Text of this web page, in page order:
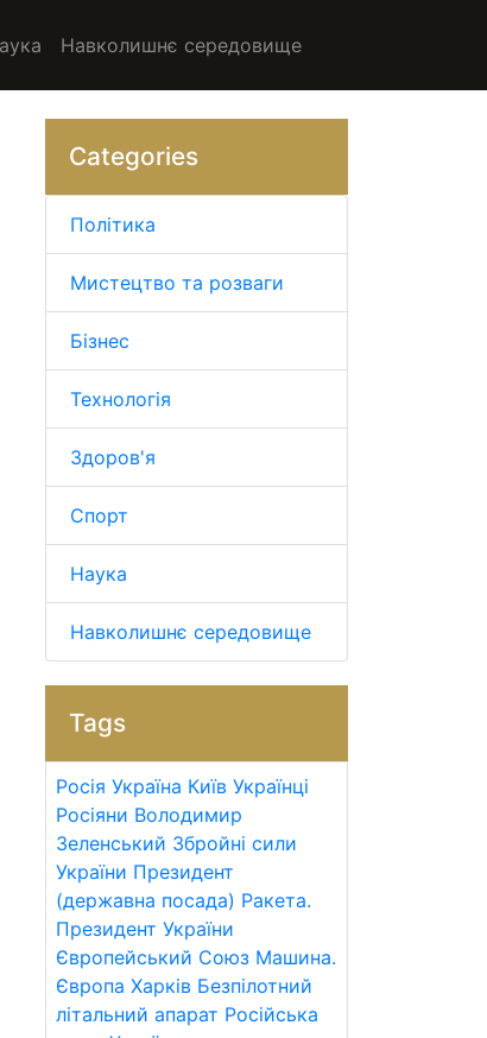
Навколишнє середовище
Categories
Політика
Мистецтво та розваги
Бізнес
Технологія
Здоров'я
Спорт
Наука
Навколишнє середовище
Tags
Росія Україна Київ Українці
Росіяни Володимир
Зеленський Збройні сили
України Президент
(державна посада) Ракета.
Президент України
Європейський Союз Машина.
Європа Харків Безпілотний
літальний апарат Російська